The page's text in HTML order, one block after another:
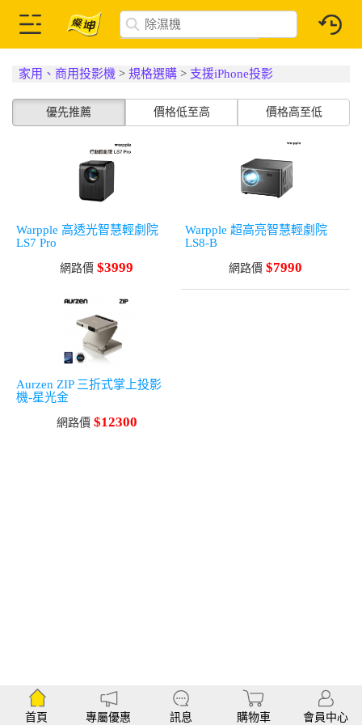
家用、商用投影機 >規格選購 > 支援iPhone投影
優先推薦 價格低至高 價格高至低
Warpple 高透光智慧輕劇院
LS7 Pro
網路價 $3999
Warpple 超高亮智慧輕劇院
LS8-B
網路價 $7990
Aurzen ZIP 三折式掌上投影
機-星光金
網路價 $12300
首頁 專屬優惠 訊息 購物車 會員中心